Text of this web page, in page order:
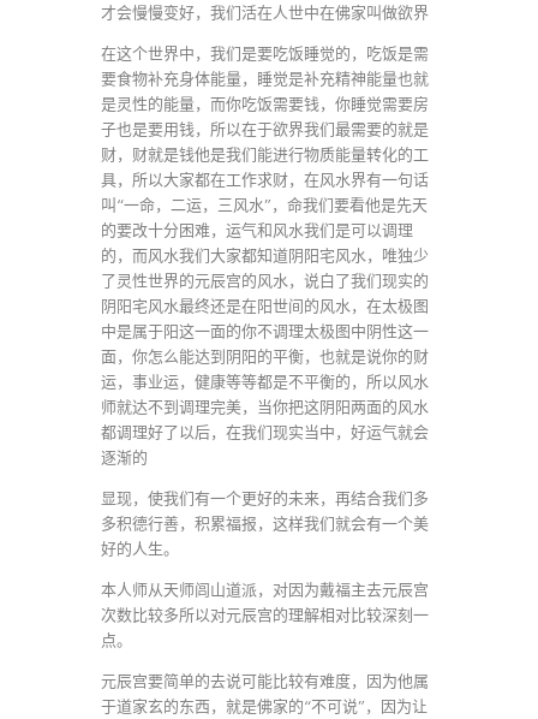
才会慢慢变好，我们活在人世中在佛家叫做欲界
在这个世界中，我们是要吃饭睡觉的，吃饭是需
要食物补充身体能量，睡觉是补充精神能量也就
是灵性的能量，而你吃饭需要钱，你睡觉需要房
子也是要用钱，所以在于欲界我们最需要的就是
财，财就是钱他是我们能进行物质能量转化的工
具，所以大家都在工作求财，在风水界有一句话
叫“一命，二运，三风水”，命我们要看他是先天
的要改十分困难，运气和风水我们是可以调理
的，而风水我们大家都知道阴阳宅风水，唯独少
了灵性世界的元辰宫的风水，说白了我们现实的
阴阳宅风水最终还是在阳世间的风水，在太极图
中是属于阳这一面的你不调理太极图中阴性这一
面，你怎么能达到阴阳的平衡，也就是说你的财
运，事业运，健康等等都是不平衡的，所以风水
师就达不到调理完美，当你把这阴阳两面的风水
都调理好了以后，在我们现实当中，好运气就会
逐渐的
显现，使我们有一个更好的未来，再结合我们多
多积德行善，积累福报，这样我们就会有一个美
好的人生。
本人师从天师闾山道派，对因为戴福主去元辰宫
次数比较多所以对元辰宫的理解相对比较深刻一
点。
元辰宫要简单的去说可能比较有难度，因为他属
于道家玄的东西，就是佛家的“不可说”，因为让